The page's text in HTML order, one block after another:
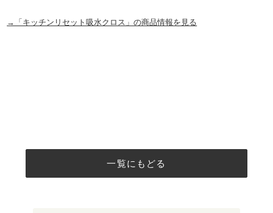
→「キッチンリセット吸水クロス」の商品情報を見る
一覧にもどる